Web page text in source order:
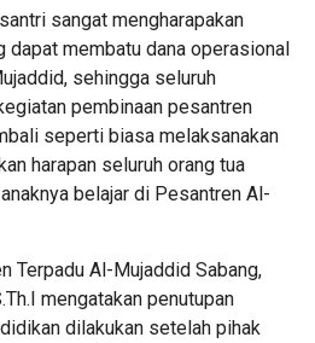
sangat mengharapakan
dapat membatu dana operasional
sehingga seluruh
pembinaan pesantren
seperti biasa melaksanakan
harapan seluruh orang tua
belajar di Pesantren Al-
Terpadu Al-Mujaddid Sabang,
mengatakan penutupan
dilakukan setelah pihak